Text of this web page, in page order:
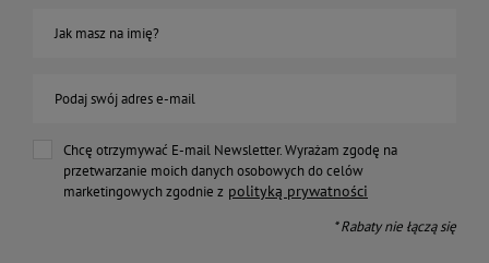
Jak masz na imię?
Podaj swój adres e-mail
Chcę otrzymywać E-mail Newsletter. Wyrażam zgodę na
przetwarzanie moich danych osobowych do celów
marketingowych zgodnie z polityką prywatności
* Rabaty nie łączą się